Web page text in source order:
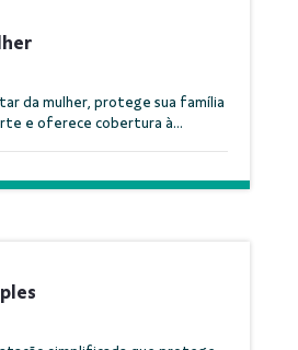
da mulher, protege sua família
e oferece cobertura à...